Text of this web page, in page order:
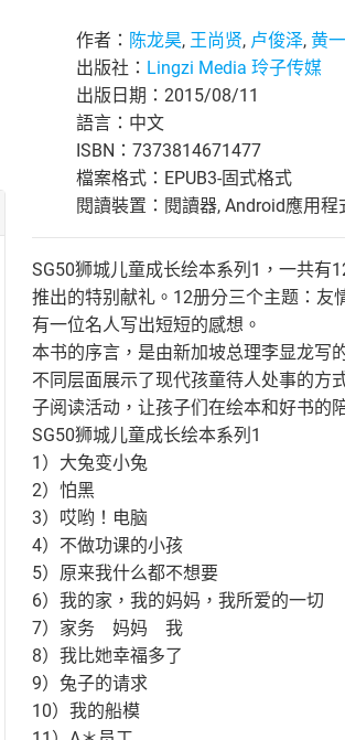
作者： 陈龙昊, 王尚贤, 卢俊泽, 黄
出版社： Lingzi Media 玲子传媒
出版日期：2015/08/11
語言：中文
ISBN：7373814671477
檔案格式：EPUB3-固式格式
閱讀裝置：閱讀器, Android應用程
SG50狮城儿童成长绘本系列1，一共有
推出的特别献礼。12册分三个主题：友
有一位名人写出短短的感想。
本书的序言，是由新加坡总理李显龙写
不同层面展示了现代孩童待人处事的方
子阅读活动，让孩子们在绘本和好书的
SG50狮城儿童成长绘本系列1
1）大兔变小兔
2）怕黑
3）哎哟！电脑
4）不做功课的小孩
5）原来我什么都不想要
6）我的家，我的妈妈，我所爱的一切
7）家务 妈妈 我
8）我比她幸福多了
9）兔子的请求
10）我的船模